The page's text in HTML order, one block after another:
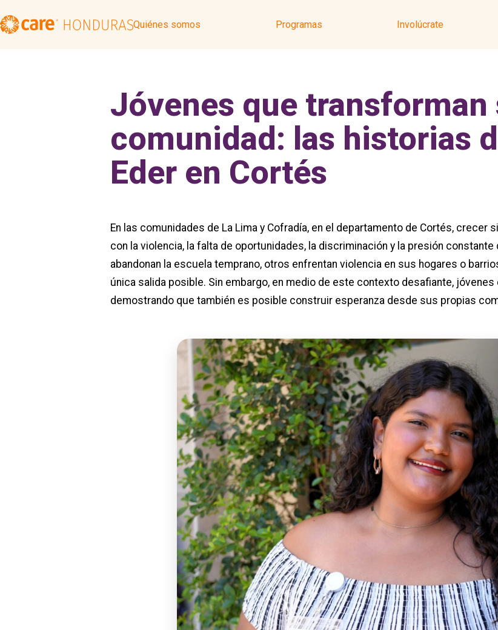
Quiénes somos Programas Involúcrate
Jóvenes que transforman
comunidad: las historias
Eder en Cortés
En las comunidades de La Lima y Cofradía, en el departamento de Cortés, crecer
con la violencia, la falta de oportunidades, la discriminación y la presión
abandonan la escuela temprano, otros enfrentan violencia en sus hogares o
única salida posible. Sin embargo, en medio de este contexto desafiante,
demostrando que también es posible construir esperanza desde sus propias